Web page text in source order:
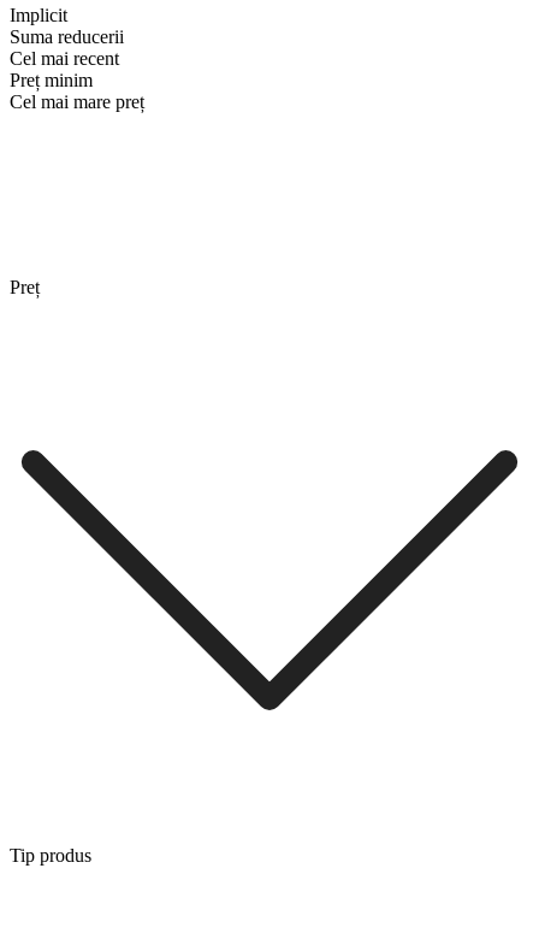
Implicit
Suma reducerii
Cel mai recent
Preț minim
Cel mai mare preț
Preț
Tip produs